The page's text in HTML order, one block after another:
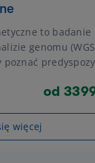
to badanie
genomu
poznać
podłożeod
więcej